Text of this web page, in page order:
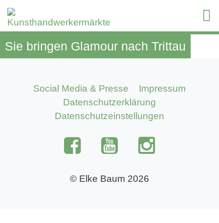
Sie bringen Glamour nach Trittau
Social Media & Presse
Impressum
Datenschutzerklärung
Datenschutzeinstellungen
© Elke Baum 2026